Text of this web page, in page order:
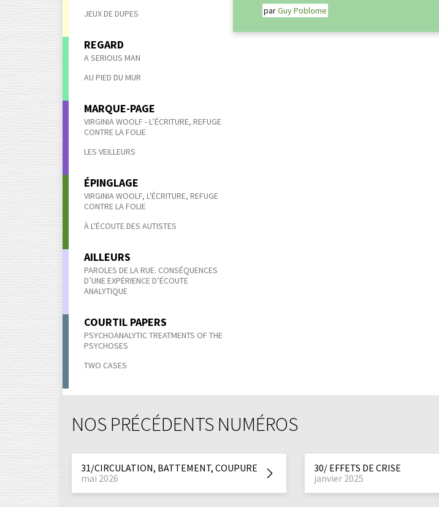
JEUX DE DUPES
REGARD
A SERIOUS MAN
AU PIED DU MUR
MARQUE-PAGE
VIRGINIA WOOLF - L’ÉCRITURE, REFUGE
CONTRE LA FOLIE
LES VEILLEURS
ÉPINGLAGE
VIRGINIA WOOLF, L'ÉCRITURE, REFUGE
CONTRE LA FOLIE
À L'ÉCOUTE DES AUTISTES
AILLEURS
PAROLES DE LA RUE. CONSÉQUENCES
D’UNE EXPÉRIENCE D’ÉCOUTE
ANALYTIQUE
COURTIL PAPERS
PSYCHOANALYTIC TREATMENTS OF THE
PSYCHOSES
TWO CASES
parGuy Poblome
NOS PRÉCÉDENTS NUMÉROS
31/CIRCULATION, BATTEMENT, COUPURE
mai 2026
30/ EFFETS DE CRISE
janvier 2025